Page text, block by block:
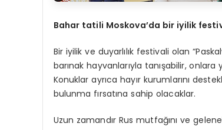
Bahar tatili Moskova’da bir iyilik
Bir iyilik ve duyarlılık festivali olan
barınak hayvanlarıyla tanışabilir,
Konuklar ayrıca hayır kurumlarını
bulunma fırsatına sahip olacaklar.
Uzun zamandır Rus mutfağını ve